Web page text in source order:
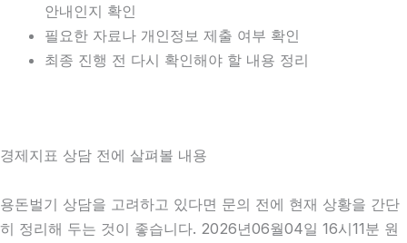
안내인지 확인
필요한 자료나 개인정보 제출 여부 확인
최종 진행 전 다시 확인해야 할 내용 정리
경제지표 상담 전에 살펴볼 내용
용돈벌기 상담을 고려하고 있다면 문의 전에 현재 상황을 간단
히 정리해 두는 것이 좋습니다. 2026년06월04일 16시11분 원